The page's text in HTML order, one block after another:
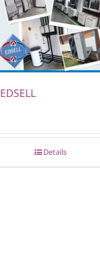
EDSELL
Details